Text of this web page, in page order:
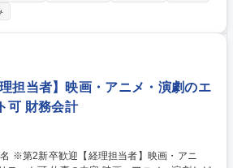
算業務（一部）、デリバティブ取引等 ■与信
管理■管理会計業務:部門、グループ会社の予実
ては経験に応じてお任せいたしますのですべ
ざいません。連結決算処理、財務諸表の作
理会計に関わる業務については希望や経験に
集職種 【経理】ANAグルー
てスキルアップ可/在宅勤務可
担当者】映画・アニメ・演劇のエ
可 財務会計